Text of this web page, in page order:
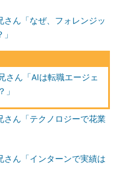
は、機械学習の理論を学
とだ。例えば自然言語処理
」手法を実践する経験を積
サービスを構築する上で良
告業界と一緒だ
ん「なぜ、フォレンジッ
ん「AIは転職エージェ
」
ん「テクノロジーで花業
ん「インターンで実績は